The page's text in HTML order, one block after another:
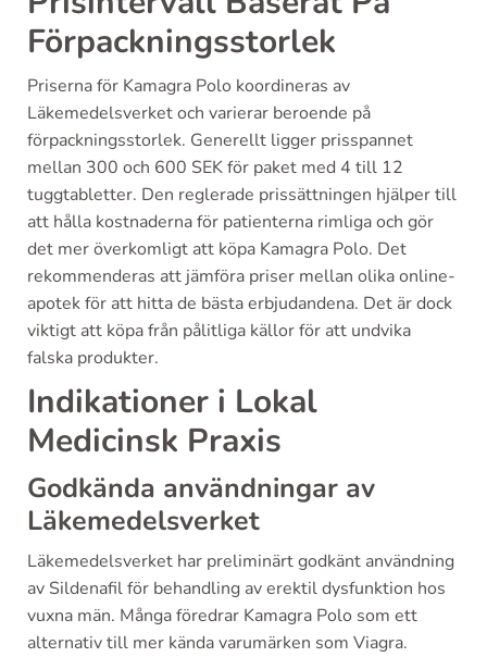
Förpackningsstorlek
Priserna för Kamagra Polo koordineras av
Läkemedelsverket och varierar beroende på
förpackningsstorlek. Generellt ligger prisspannet
mellan 300 och 600 SEK för paket med 4 till 12
tuggtabletter. Den reglerade prissättningen hjälper till
att hålla kostnaderna för patienterna rimliga och gör
det mer överkomligt att köpa Kamagra Polo. Det
rekommenderas att jämföra priser mellan olika online-
apotek för att hitta de bästa erbjudandena. Det är dock
viktigt att köpa från pålitliga källor för att undvika
falska produkter.
Indikationer i Lokal
Medicinsk Praxis
Godkända användningar av
Läkemedelsverket
Läkemedelsverket har preliminärt godkänt användning
av Sildenafil för behandling av erektil dysfunktion hos
vuxna män. Många föredrar Kamagra Polo som ett
alternativ till mer kända varumärken som Viagra.